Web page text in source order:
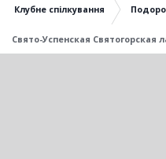
Клубне спілкування
Свято-Успенская Святогорская